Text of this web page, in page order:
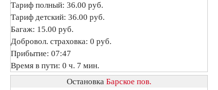
Тариф полный: 36.00 руб.
Тариф детский: 36.00 руб.
Багаж: 15.00 руб.
Добровол. страховка: 0 руб.
Прибытие: 07:47
Время в пути: 0 ч. 7 мин.
Остановка Барское пов.